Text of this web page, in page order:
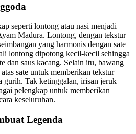
seperti lontong atau nasi menjadi
Madura. Lontong, dengan tekstur
yang harmonis dengan sate
lontong dipotong kecil-kecil sehingga
dan saus kacang. Selain itu, bawang
sate untuk memberikan tekstur
gurih. Tak ketinggalan, irisan jeruk
pelengkap untuk memberikan
keseluruhan.
Legenda